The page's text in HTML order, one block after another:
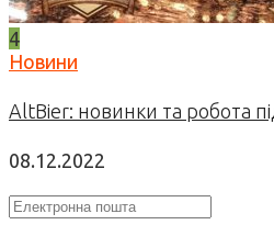
4
Новини
AltBier: новинки та робота
08.12.2022